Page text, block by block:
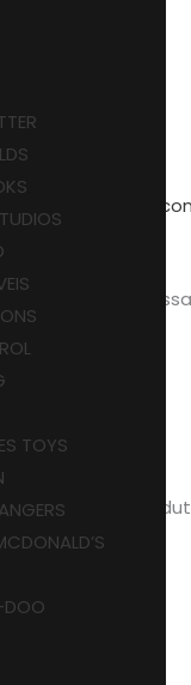
TOYS
://
em
este